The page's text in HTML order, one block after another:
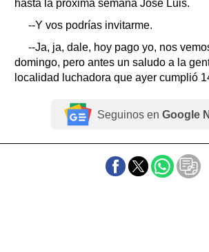
hasta la próxima semana José Luis.
--Y vos podrías invitarme.
--Ja, ja, dale, hoy pago yo, nos
domingo, pero antes un saludo a la
localidad luchadora que ayer cumplió
Seguinos en Google